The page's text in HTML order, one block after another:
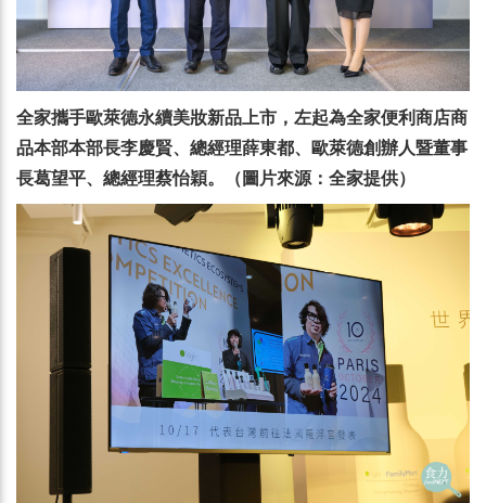
全家攜手歐萊德永續美妝新品上市，左起為全家便利商店商
品本部本部長李慶賢、總經理薛東都、歐萊德創辦人暨董事
長葛望平、總經理蔡怡穎。（圖片來源：全家提供）